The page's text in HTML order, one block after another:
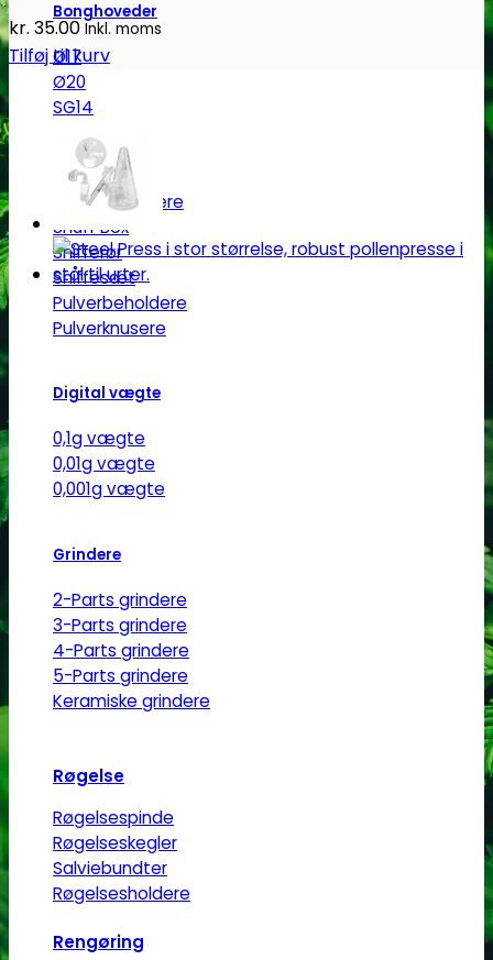
Bonghoveder
Ø17
Ø20
SG14
Sniff & Snus
Master blastere
Snuff Box
Snifferør
Sniffesæt
Pulverbeholdere
Pulverknusere
Digital vægte
0,1g vægte
0,01g vægte
0,001g vægte
Grindere
2-Parts grindere
3-Parts grindere
4-Parts grindere
5-Parts grindere
Keramiske grindere
Røgelse
Røgelsespinde
Røgelseskegler
Salviebundter
Røgelsesholdere
Rengøring
kr. 35.00 Inkl. moms
Tilføj til kurv